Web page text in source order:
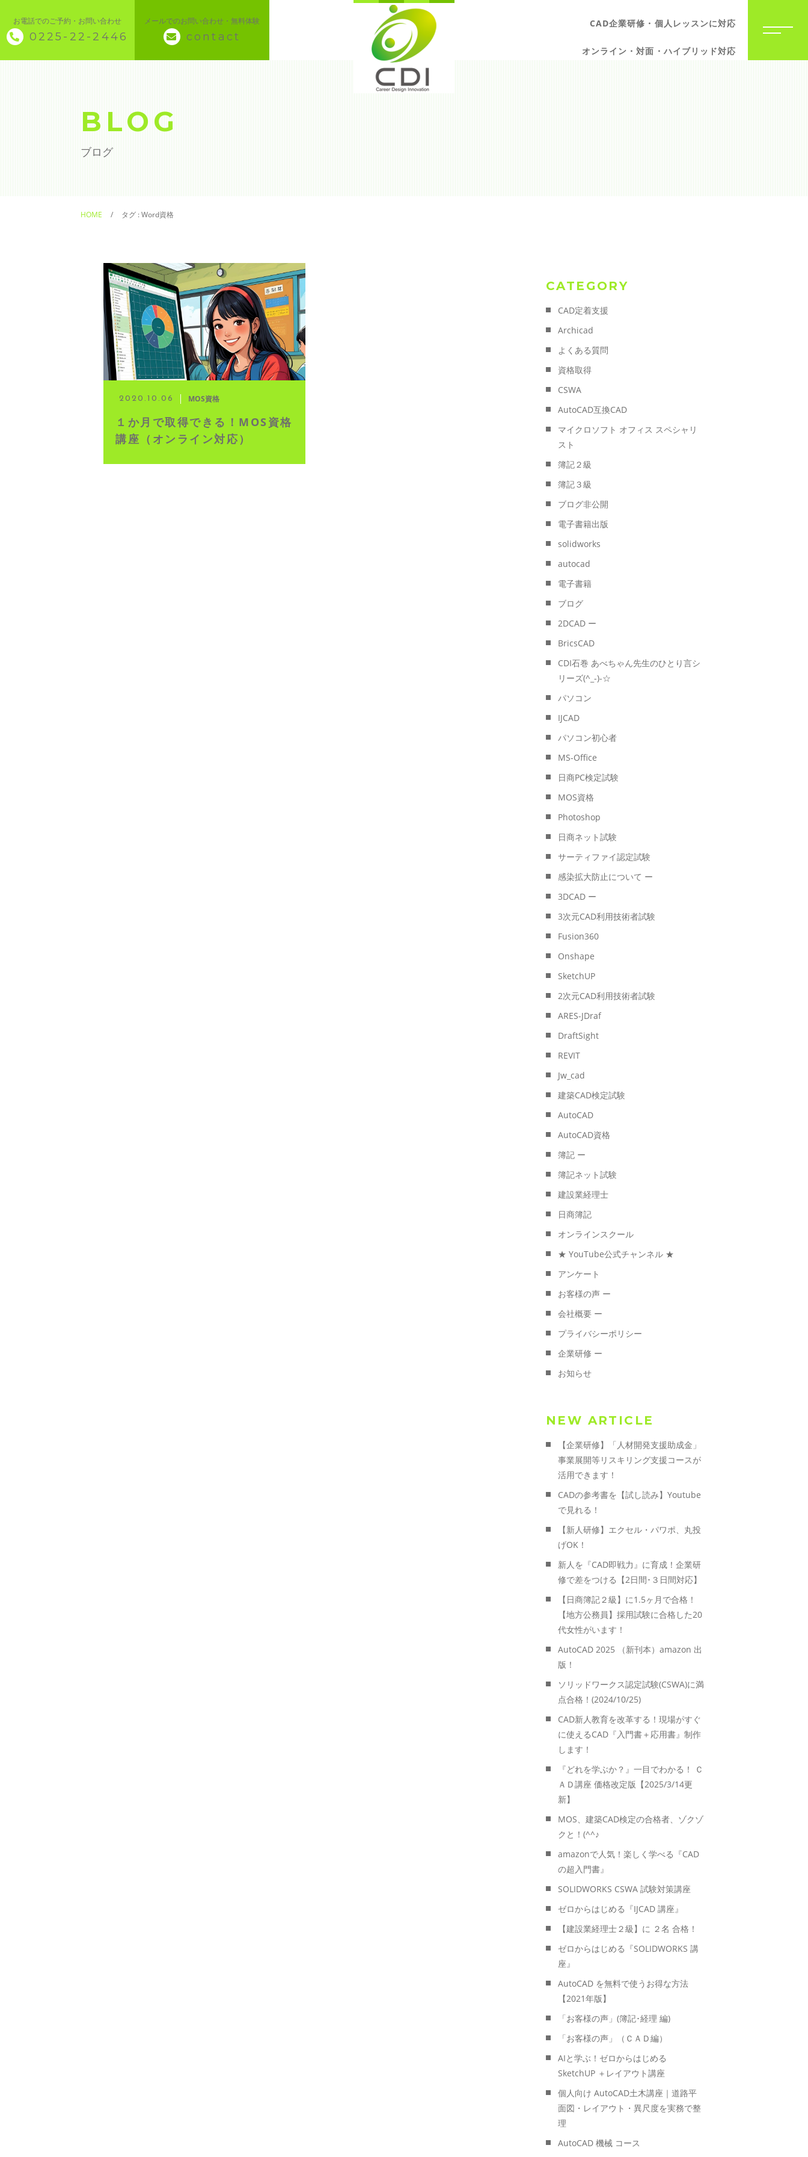
お電話でのご予約・お問い合わせ
0225-22-2446
メールでのお問い合わせ・無料体験
contact
CAD企業研修・個人レッスンに対応
オンライン・対面・ハイブリッド対応
◇ トップページ
◆ CAD・BIM
◆ 資格･ネット試験
◆ オンラインによる授業／体験
◇ 書籍出版
◇ Youtubeチャンネル・ライブ配信
◇ よくある質問
◇ お客様の声
BLOG
ブログ
HOME タグ : Word資格
2020.10.06 MOS資格
１か月で取得できる！MOS資格
講座（オンライン対応）
CATEGORY
CAD定着支援
Archicad
よくある質問
資格取得
CSWA
AutoCAD互換CAD
マイクロソフト オフィス スペシャリ
スト
簿記２級
簿記３級
ブログ非公開
電子書籍出版
solidworks
autocad
電子書籍
ブログ
2DCAD ー
BricsCAD
CDI石巻 あべちゃん先生のひとり言シ
リーズ(^_-)-☆
パソコン
IJCAD
パソコン初心者
MS-Office
日商PC検定試験
MOS資格
Photoshop
日商ネット試験
サーティファイ認定試験
感染拡大防止について ー
3DCAD ー
3次元CAD利用技術者試験
Fusion360
Onshape
SketchUP
2次元CAD利用技術者試験
ARES-JDraf
DraftSight
REVIT
Jw_cad
建築CAD検定試験
AutoCAD
AutoCAD資格
簿記 ー
簿記ネット試験
建設業経理士
日商簿記
オンラインスクール
★ YouTube公式チャンネル ★
アンケート
お客様の声 ー
会社概要 ー
プライバシーポリシー
企業研修 ー
お知らせ
NEW ARTICLE
【企業研修】「人材開発支援助成金」
事業展開等リスキリング支援コースが
活用できます！
CADの参考書を【試し読み】Youtube
で見れる！
【新人研修】エクセル・パワポ、丸投
げOK！
新人を『CAD即戦力』に育成！企業研
修で差をつける【2日間･３日間対応】
【日商簿記２級】に1.5ヶ月で合格！
【地方公務員】採用試験に合格した20
代女性がいます！
AutoCAD 2025 （新刊本）amazon 出
版！
ソリッドワークス認定試験(CSWA)に満
点合格！(2024/10/25)
CAD新人教育を改革する！現場がすぐ
に使えるCAD『入門書＋応用書』制作
します！
『どれを学ぶか？』一目でわかる！ Ｃ
ＡＤ講座 価格改定版【2025/3/14更
新】
MOS、建築CAD検定の合格者、ゾクゾ
クと！(^^♪
amazonで人気！楽しく学べる『CAD
の超入門書』
SOLIDWORKS CSWA 試験対策講座
ゼロからはじめる『IJCAD 講座』
【建設業経理士２級】に ２名 合格！
ゼロからはじめる『SOLIDWORKS 講
座』
AutoCAD を無料で使うお得な方法
【2021年版】
「お客様の声」(簿記･経理 編)
「お客様の声」（ＣＡＤ編）
AIと学ぶ！ゼロからはじめる
SketchUP ＋レイアウト講座
個人向け AutoCAD土木講座｜道路平
面図・レイアウト・異尺度を実務で整
理
AutoCAD 機械 コース